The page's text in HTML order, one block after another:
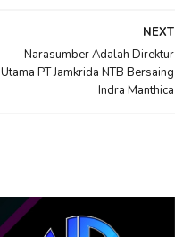
NEXT
Narasumber Adalah Direktur
Utama PT Jamkrida NTB Bersaing
Indra Manthica